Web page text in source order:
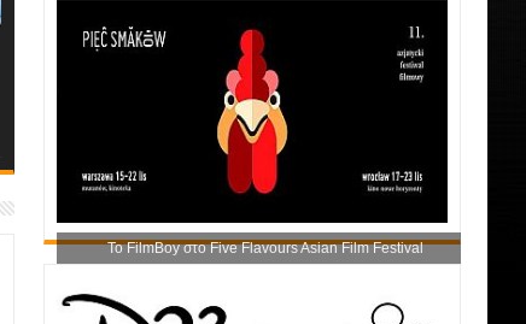
Το FilmBoy στο Five Flavours Asian Film Festival